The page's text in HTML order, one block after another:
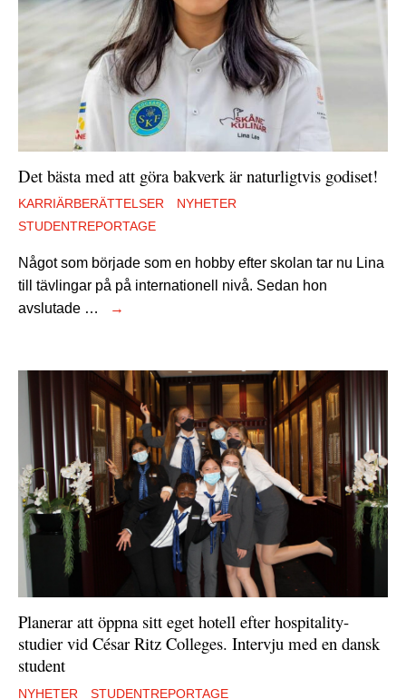
Det bästa med att göra bakverk är naturligtvis godiset!
KARRIÄRBERÄTTELSER
NYHETER
STUDENTREPORTAGE
Något som började som en hobby efter skolan tar nu Lina
till tävlingar på på internationell nivå. Sedan hon
avslutade …
→
Planerar att öppna sitt eget hotell efter hospitality-
studier vid César Ritz Colleges. Intervju med en dansk
student
NYHETER STUDENTREPORTAGE